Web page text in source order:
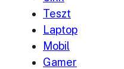
Teszt
Laptop
Mobil
Gamer